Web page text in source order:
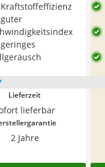
Lieferzeit
lieferbar
2 Jahre